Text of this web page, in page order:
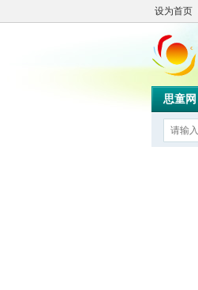
设为首页
思童网